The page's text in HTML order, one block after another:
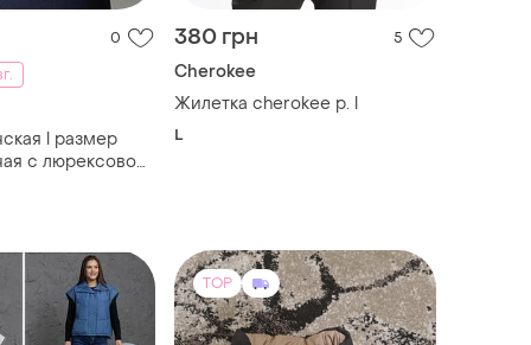
0
l размер
с люрексовой
380 грн 5
Cherokee
Жилетка cherokee p. l
L
TOP